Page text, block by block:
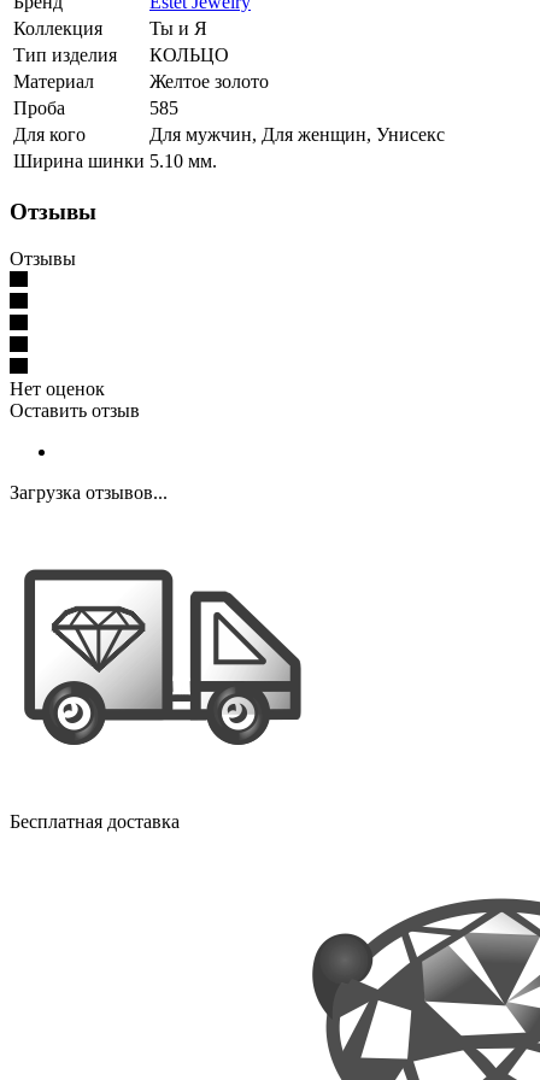
Коллекция
Ты и Я
Тип изделия
КОЛЬЦО
Материал
Желтое золото
Проба
585
Для кого
Для мужчин, Для женщин, Унисекс
Ширина шинки 5.10 мм.
Отзывы
Отзывы
Нет оценок
Оставить отзыв
Загрузка отзывов...
Бесплатная доставка